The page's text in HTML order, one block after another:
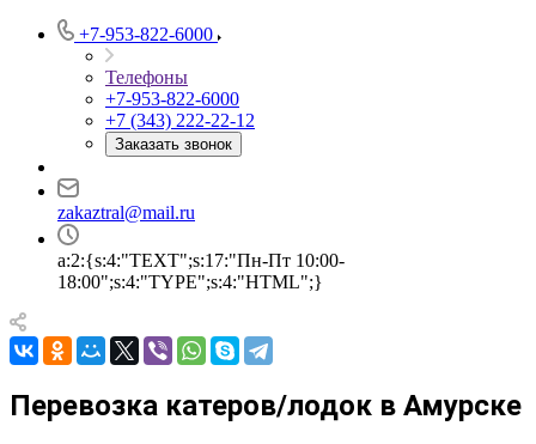
+7-953-822-6000
Телефоны
+7-953-822-6000
+7 (343) 222-22-12
Заказать звонок
zakaztral@mail.ru
a:2:{s:4:"TEXT";s:17:"Пн-Пт 10:00-
18:00";s:4:"TYPE";s:4:"HTML";}
Перевозка катеров/лодок в Амурске